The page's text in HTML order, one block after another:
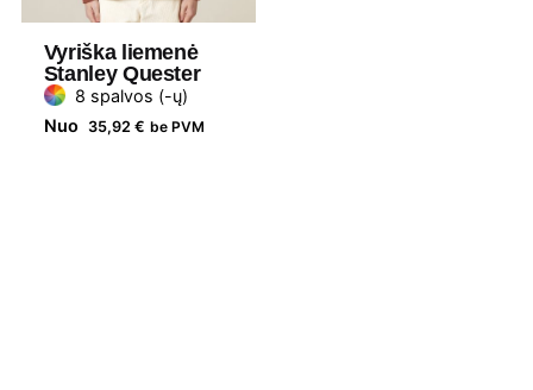
Vyriška liemenė
Stanley Quester
8 spalvos (-ų)
Nuo 35,92 € be PVM